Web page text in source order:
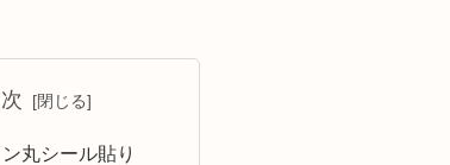
丸シール貼り